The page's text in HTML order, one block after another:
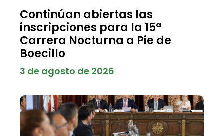
Continúan abiertas las
inscripciones para la 15ª
Carrera Nocturna a Pie de
Boecillo
3 de agosto de 2026